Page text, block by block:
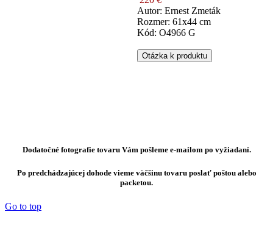
Autor: Ernest Zmeták
Rozmer: 61x44 cm
Kód: O4966 G
Otázka k produktu
Dodatočné fotografie tovaru Vám pošleme e-mailom po vyžiadaní.
Po predchádzajúcej dohode vieme väčšinu tovaru poslať poštou alebo
packetou.
Go to top